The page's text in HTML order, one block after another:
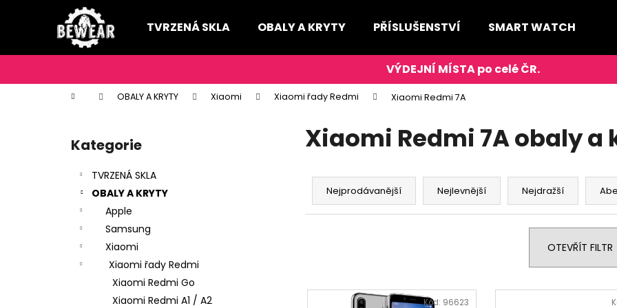
TVRZENÁ SKLA OBALY A KRYTY PŘÍSLUŠENSTVÍ SMART WATCH
Domů OBALY A KRYTY Xiaomi Xiaomi řady Redmi Xiaomi Redmi 7A
Přeskočit
kategorie
Kategorie
TVRZENÁ SKLA
OBALY A KRYTY
Apple
Samsung
Xiaomi
Xiaomi řady Redmi
Xiaomi Redmi Go
Xiaomi Redmi A1 / A2
Xiaomi Redmi 7A obaly a
Ř
z
Nejprodávanější Nejlevnější Nejdražší
OTEVŘÍT FILTR
V
Kód: 96623
í
k
Zpět
do
Zpět
do
Co potřebujete najít?
HLEDAT
Doporučujeme